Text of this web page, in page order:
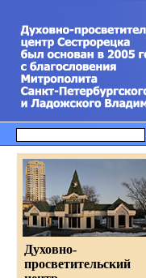
Духовно-
просветительский